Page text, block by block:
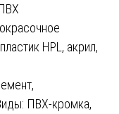
HPL, акрил,
ПВХ-кромка,